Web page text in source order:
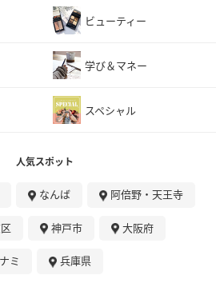
ビューティー
学び＆マネー
スペシャル
人気スポット
なんば 阿倍野・天王寺
神戸市 大阪府
ミ 兵庫県